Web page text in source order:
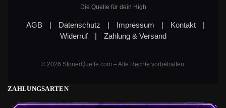
Die Quelle für dein High
AGB | Datenschutz | Impressum | Kontakt
|
Widerruf
| Zahlung & Versand
© 2026 StonerQuelle.com – Alle Rechte vorbehalten.
ZAHLUNGSARTEN